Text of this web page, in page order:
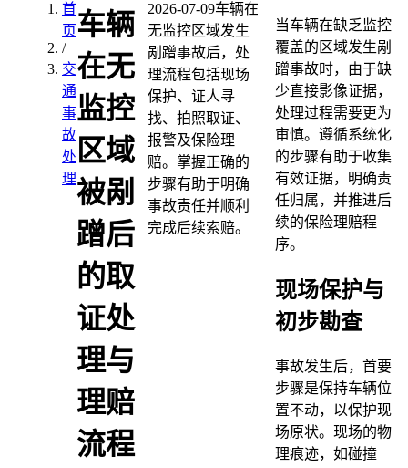
首
页
/
交
通
事
故
处
理
车辆
在无
监控
区域
被剐
蹭后
的取
证处
理与
理赔
流程
2026-07-09车辆在
无监控区域发生
剐蹭事故后，处
理流程包括现场
保护、证人寻
找、拍照取证、
报警及保险理
赔。掌握正确的
步骤有助于明确
事故责任并顺利
完成后续索赔。
当车辆在缺乏监控
覆盖的区域发生剐
蹭事故时，由于缺
少直接影像证据，
处理过程需要更为
审慎。遵循系统化
的步骤有助于收集
有效证据，明确责
任归属，并推进后
续的保险理赔程
序。
现场保护与
初步勘查
事故发生后，首要
步骤是保持车辆位
置不动，以保护现
场原状。现场的物
理痕迹，如碰撞